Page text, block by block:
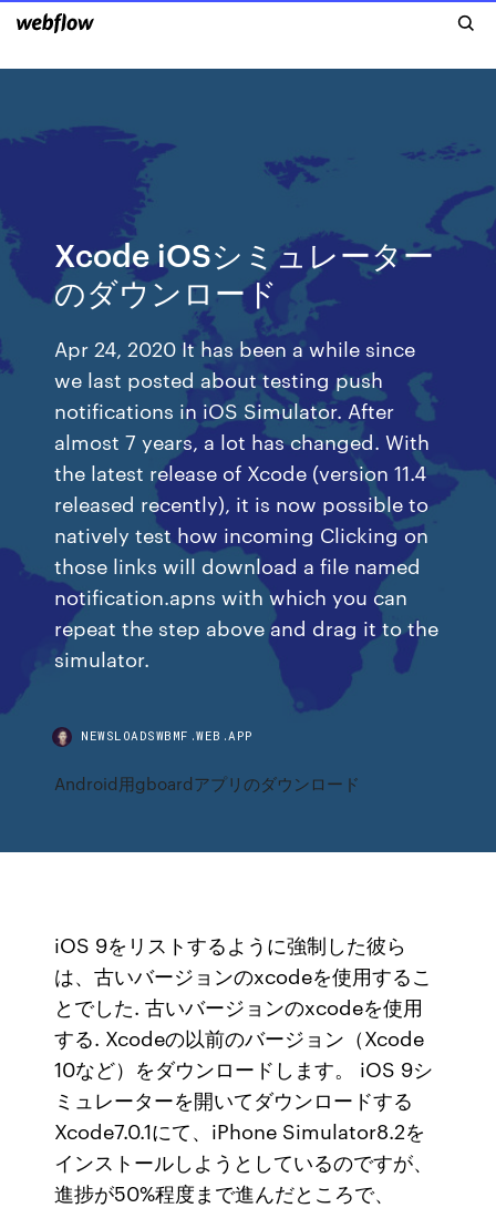
Xcode iOSシミュレーター
のダウンロード
Apr 24, 2020 It has been a while since
we last posted about testing push
notifications in iOS Simulator. After
almost 7 years, a lot has changed. With
the latest release of Xcode (version 11.4
released recently), it is now possible to
natively test how incoming Clicking on
those links will download a file named
notification.apns with which you can
repeat the step above and drag it to the
simulator.
NEWSLOADSWBMF.WEB.APP
Android用gboardアプリのダウンロード
iOS 9をリストするように強制した彼ら
は、古いバージョンのxcodeを使用するこ
とでした. 古いバージョンのxcodeを使用
する. Xcodeの以前のバージョン（Xcode
10など）をダウンロードします。 iOS 9シ
ミュレーターを開いてダウンロードする
Xcode7.0.1にて、iPhone Simulator8.2を
インストールしようとしているのですが、
進捗が50%程度まで進んだところで、